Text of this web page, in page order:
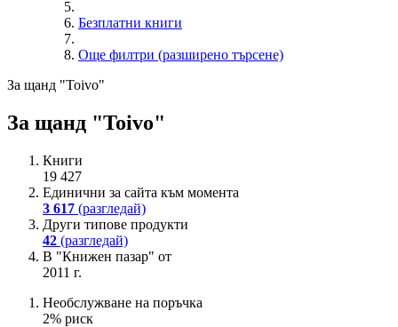
Безплатни книги
Още филтри (разширено търсене)
За щанд "Toivo"
За щанд "Toivo"
Книги
19 427
Единични за сайта към момента
3 617 (разгледай)
Други типове продукти
42 (разгледай)
В "Книжен пазар" от
2011 г.
Необслужване на поръчка
2% риск